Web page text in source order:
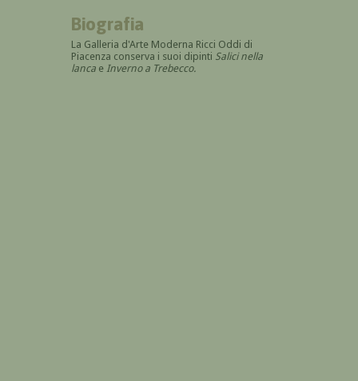
Biografia
La Galleria d'Arte Moderna Ricci Oddi di
Piacenza conserva i suoi dipinti Salici nella
lanca e Inverno a Trebecco.